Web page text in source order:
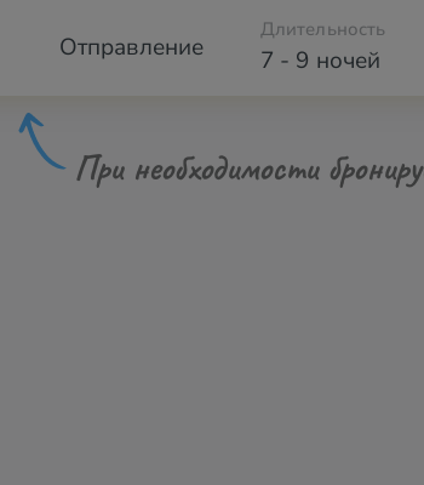
Отправление 7 - 9 ночей
Длительность
При необходимости